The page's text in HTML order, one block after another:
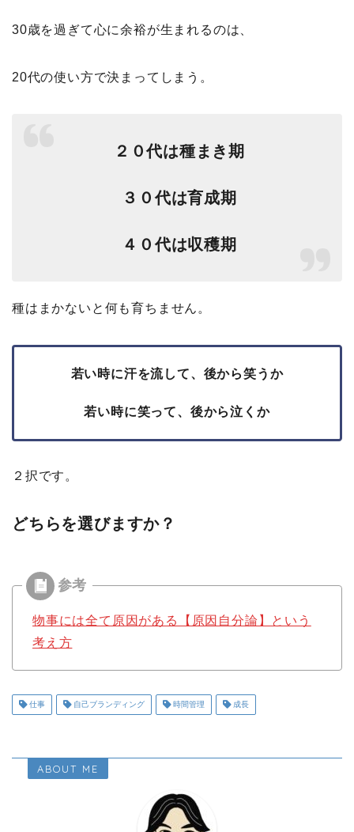
30歳を過ぎて心に余裕が生まれるのは、
20代の使い方で決まってしまう。
２０代は種まき期
３０代は育成期
４０代は収穫期
種はまかないと何も育ちません。
若い時に汗を流して、後から笑うか
若い時に笑って、後から泣くか
２択です。
どちらを選びますか？
物事には全て原因がある【原因自分論】という
考え方
仕事 自己ブランディング 時間管理 成長
ABOUT ME